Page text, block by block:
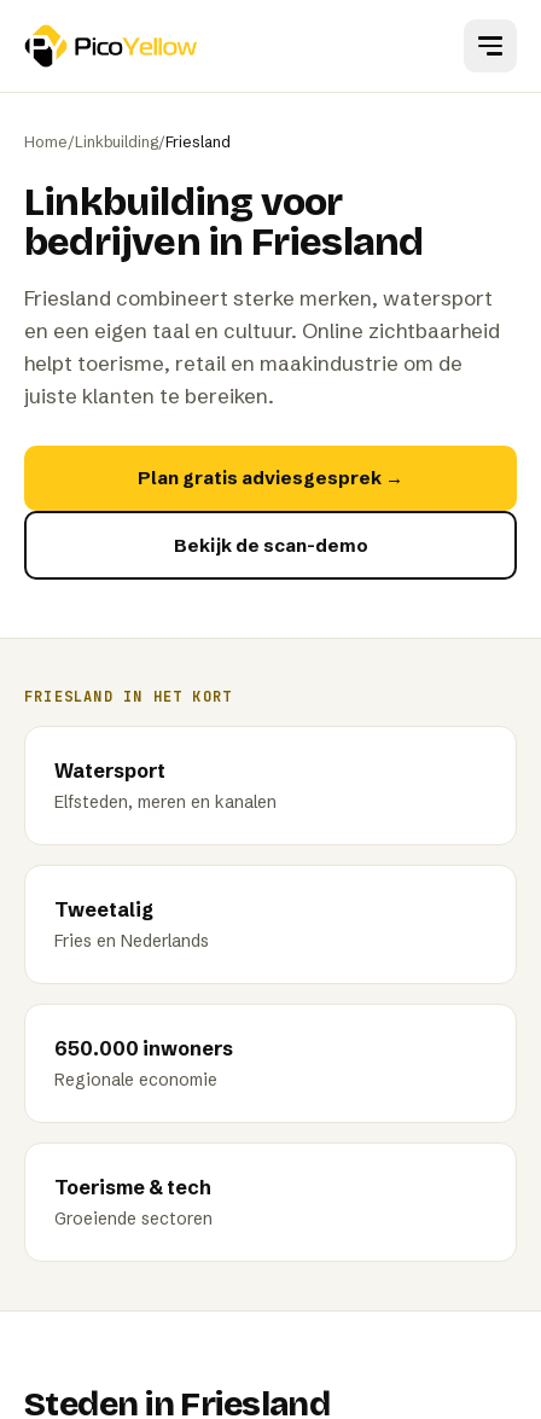
Home/Linkbuilding/Friesland
Linkbuilding voor
bedrijven in Friesland
Friesland combineert sterke merken, watersport
en een eigen taal en cultuur. Online zichtbaarheid
helpt toerisme, retail en maakindustrie om de
juiste klanten te bereiken.
Plan gratis adviesgesprek →
Bekijk de scan-demo
FRIESLAND IN HET KORT
Watersport
Elfsteden, meren en kanalen
Tweetalig
Fries en Nederlands
650.000 inwoners
Regionale economie
Toerisme & tech
Groeiende sectoren
Steden in Friesland